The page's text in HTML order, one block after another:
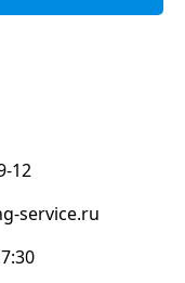
12
service.ru